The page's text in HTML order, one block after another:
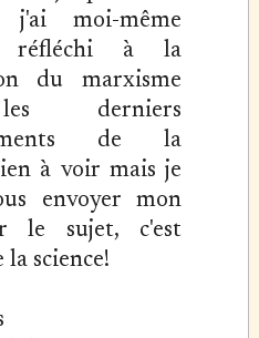
j'ai moi-même
réfléchi à la
du marxisme
derniers
de la
à voir mais je
envoyer mon
le sujet, c'est
science!